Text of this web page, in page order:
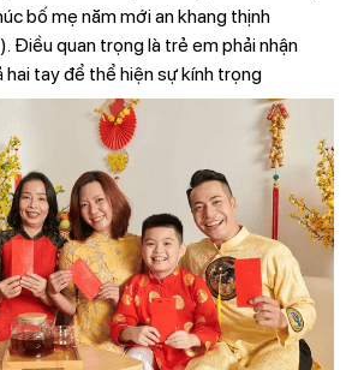
bố mẹ năm mới an khang thịnh
Điều quan trọng là trẻ em phải nhận
hai tay để thể hiện sự kính trọng